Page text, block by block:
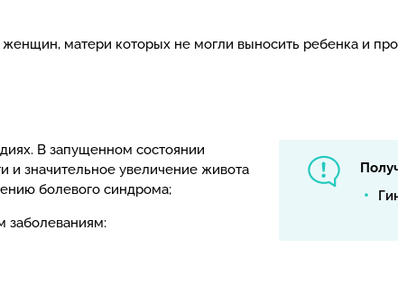
женщин, матери которых не могли выносить ребенка и
В запущенном состоянии
и значительное увеличение живота
болевого синдрома;
заболеваниям: